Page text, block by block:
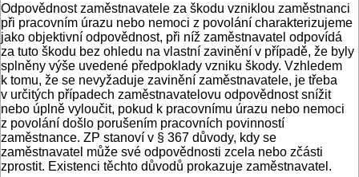
Odpovědnost zaměstnavatele za škodu vzniklou zaměstnanci
při pracovním úrazu nebo nemoci z povolání charakterizujeme
jako objektivní odpovědnost, při níž zaměstnavatel odpovídá
za tuto škodu bez ohledu na vlastní zavinění v případě, že byly
splněny výše uvedené předpoklady vzniku škody. Vzhledem
k tomu, že se nevyžaduje zavinění zaměstnavatele, je třeba
v určitých případech zaměstnavatelovu odpovědnost snížit
nebo úplně vyloučit, pokud k pracovnímu úrazu nebo nemoci
z povolání došlo porušením pracovních povinností
zaměstnance. ZP stanoví v § 367 důvody, kdy se
zaměstnavatel může své odpovědnosti zcela nebo zčásti
zprostit. Existenci těchto důvodů prokazuje zaměstnavatel.